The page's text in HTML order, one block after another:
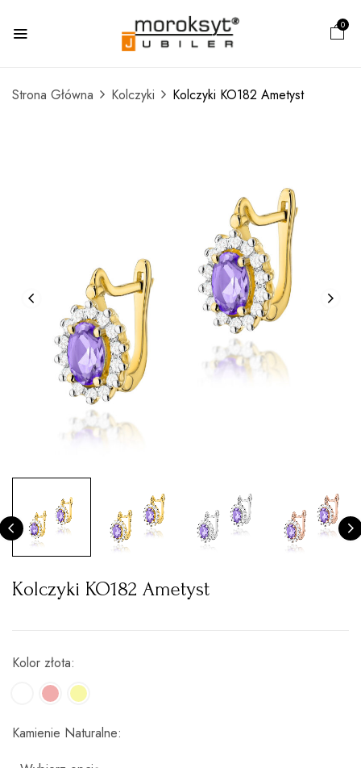
0
Strona Główna Kolczyki Kolczyki KO182 Ametyst
Kolczyki KO182 Ametyst
Kolor złota
Kamienie Naturalne